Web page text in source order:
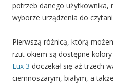
potrzeb danego użytkownika,
wyborze urządzenia do
Pierwszą różnicą, którą
rzut okiem są dostępne
Lux 3 doczekał się aż trzech
ciemnoszarym, białym, a